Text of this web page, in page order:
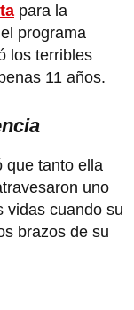
para la
programa
los terribles
11 años.
que tanto ella
uno
vidas cuando su
brazos de su